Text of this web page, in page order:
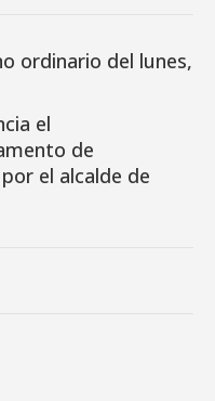
ordinario del lunes,
el
de
el alcalde de